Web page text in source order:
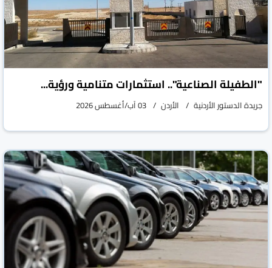
"الطفيلة الصناعية".. استثمارات متنامية ورؤية...
جريدة الدستور الأردنية الأردن 03 آب/أغسطس 2026